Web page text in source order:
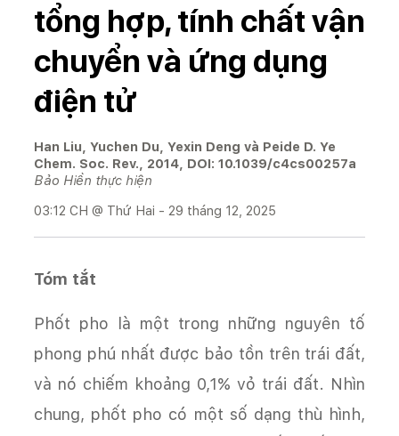
tổng hợp, tính chất vận
chuyển và ứng dụng
điện tử
Han Liu, Yuchen Du, Yexin Deng và Peide D. Ye
Chem. Soc. Rev., 2014, DOI: 10.1039/c4cs00257a
Bảo Hiền thực hiện
03:12 CH @ Thứ Hai - 29 tháng 12, 2025
Tóm tắt
Phốt pho là một trong những nguyên tố
phong phú nhất được bảo tồn trên trái đất,
và nó chiếm khoảng 0,1% vỏ trái đất. Nhìn
chung, phốt pho có một số dạng thù hình,